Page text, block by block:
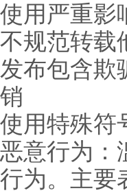
使用严重影
不规范转载
发布包含欺
销
使用特殊符
恶意行为：
行为。主要